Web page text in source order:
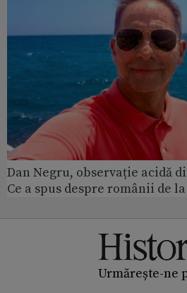
Dan Negru, observație acidă
Ce a spus despre românii de
Urmărește-ne